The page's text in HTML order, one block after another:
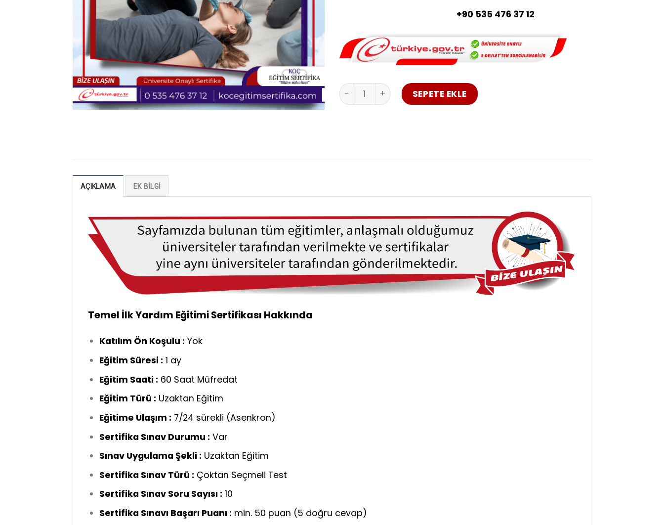
+90 535 476 37 12
Temel İlk Yardım Eğitimi Sertifikası adet
SEPETE EKLE
AÇIKLAMA EK BILGI
Temel İlk Yardım Eğitimi Sertifikası Hakkında
Katılım Ön Koşulu : Yok
Eğitim Süresi : 1 ay
Eğitim Saati : 60 Saat Müfredat
Eğitim Türü : Uzaktan Eğitim
Eğitime Ulaşım : 7/24 sürekli (Asenkron)
Sertifika Sınav Durumu : Var
Sınav Uygulama Şekli : Uzaktan Eğitim
Sertifika Sınav Türü : Çoktan Seçmeli Test
Sertifika Sınav Soru Sayısı : 10
Sertifika Sınavı Başarı Puanı : min. 50 puan (5 doğru cevap)